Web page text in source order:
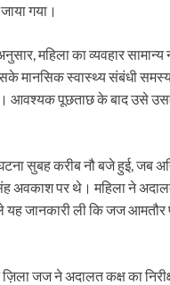
गया।
महिला का व्यवहार सामान्य
मानसिक स्वास्थ्य संबंधी
आवश्यक पूछताछ के बाद उसे
सुबह करीब नौ बजे हुई, जब
अवकाश पर थे। महिला ने
जानकारी ली कि जज
जज ने अदालत कक्ष का